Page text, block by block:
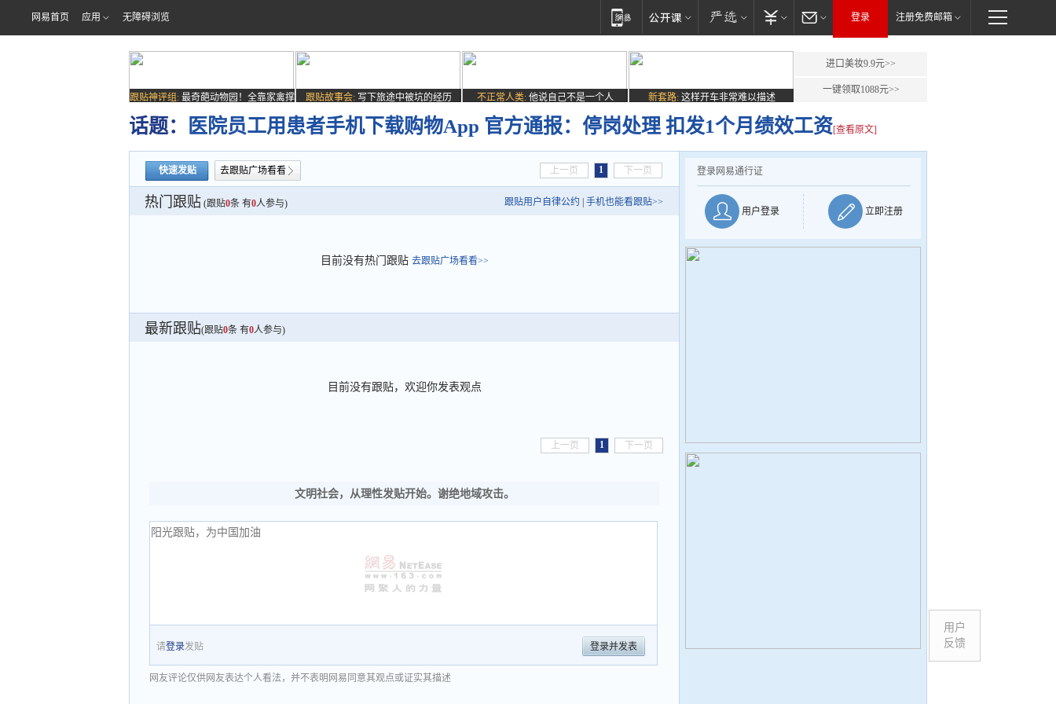
网易首页 应用 无障碍浏览 登录 注册免费邮箱
跟贴神评组: 最奇葩动物园！全靠家禽撑
场子
跟贴故事会: 写下旅途中被坑的经历 不正常人类: 他说自己不是一个人 新套路: 这样开车非常难以描述
进口美妆9.9元>>
一键领取1088元>>
话题： 医院员工用患者手机下载购物App 官方通报：停岗处理 扣发1个月绩效工资[查看原文]
快速发贴 去跟贴广场看看 上一页 1 下一页
热门跟贴 (跟贴0条 有0人参与) 跟贴用户自律公约 手机也能看跟贴>>
目前没有热门跟贴 去跟贴广场看看>>
最新跟贴(跟贴0条 有0人参与)
目前没有跟贴，欢迎你发表观点
上一页 1 下一页
文明社会，从理性发贴开始。谢绝地域攻击。
请登录发贴 登录并发表
网友评论仅供网友表达个人看法，并不表明网易同意其观点或证实其描述
登录网易通行证
用户登录 立即注册
用户
反馈